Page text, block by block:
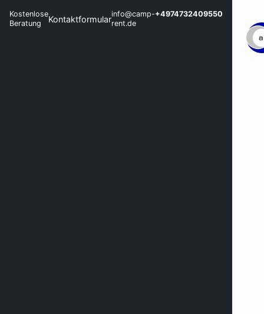
Kostenlose
Beratung
Kontaktformularinfo@camp-
rent.de
+4974732409550